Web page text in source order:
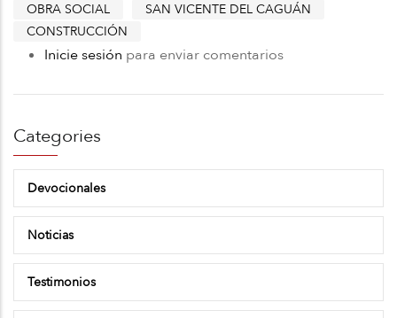
OBRA SOCIAL
SAN VICENTE DEL CAGUÁN
CONSTRUCCIÓN
Inicie sesión para enviar comentarios
Categories
Devocionales
Noticias
Testimonios